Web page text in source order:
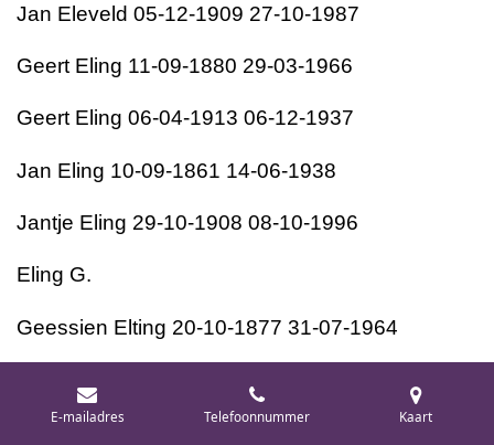
Jan Eleveld 05-12-1909 27-10-1987
Geert Eling 11-09-1880 29-03-1966
Geert Eling 06-04-1913 06-12-1937
Jan Eling 10-09-1861 14-06-1938
Jantje Eling 29-10-1908 08-10-1996
Eling G.
Geessien Elting 20-10-1877 31-07-1964
E-mailadres Telefoonnummer Kaart